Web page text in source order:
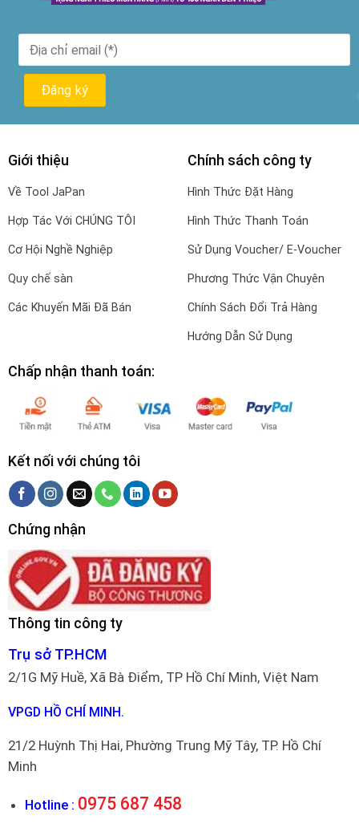
Giới thiệu
Về Tool JaPan
Hợp Tác Với CHÚNG TÔI
Cơ Hội Nghề Nghiệp
Quy chế sàn
Các Khuyến Mãi Đã Bán
Chính sách công ty
Hình Thức Đặt Hàng
Hình Thức Thanh Toán
Sử Dụng Voucher/ E-Voucher
Phương Thức Vận Chuyên
Chính Sách Đổi Trả Hàng
Hướng Dẫn Sử Dụng
Chấp nhận thanh toán:
Kết nối với chúng tôi
Chứng nhận
Thông tin công ty
Trụ sở TP.HCM
2/1G Mỹ Huề, Xã Bà Điểm, TP Hồ Chí Minh, Việt Nam
VPGD HỒ CHÍ MINH.
21/2 Huỳnh Thị Hai, Phường Trung Mỹ Tây, TP. Hồ Chí
Minh
Hotline : 0975 687 458